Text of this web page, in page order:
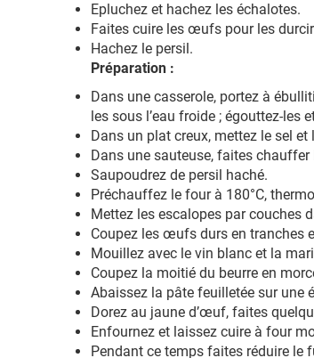
Epluchez et hachez les échalotes.
Faites cuire les œufs pour les
Hachez le persil.
Préparation :
Dans une casserole, portez à
les sous l’eau froide ; égouttez-les
Dans un plat creux, mettez le sel et
Dans une sauteuse, faites
Saupoudrez de persil haché.
Préchauffez le four à 180°C,
Mettez les escalopes par couches
Coupez les œufs durs en tranches
Mouillez avec le vin blanc et la
Coupez la moitié du beurre en
Abaissez la pâte feuilletée sur une
Dorez au jaune d’œuf, faites
Enfournez et laissez cuire à four
Pendant ce temps faites réduire le